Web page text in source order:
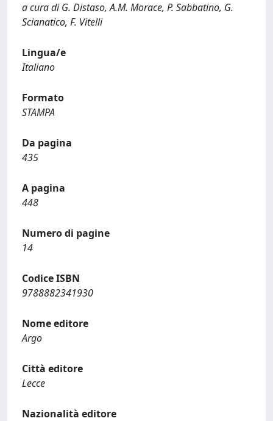
a cura di G. Distaso, A.M. Morace, P. Sabbatino, G.
Scianatico, F. Vitelli
Lingua/e
Italiano
Formato
STAMPA
Da pagina
435
A pagina
448
Numero di pagine
14
Codice ISBN
9788882341930
Nome editore
Argo
Città editore
Lecce
Nazionalità editore